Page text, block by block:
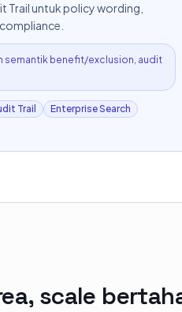
Trail untuk policy wording,
semantik benefit/exclusion, audit
Trail Enterprise Search
scale